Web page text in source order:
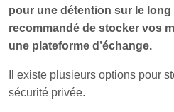
pour une détention sur le long
recommandé de stocker vos
une plateforme d’échange.
Il existe plusieurs options pour
sécurité privée.